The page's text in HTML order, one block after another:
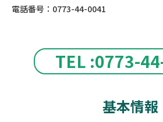
TEL :0773-
電話番号：0773-44-0041
基本情報